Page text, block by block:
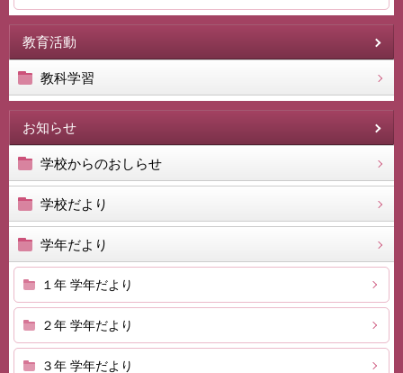
教育活動
教科学習
お知らせ
学校からのおしらせ
学校だより
学年だより
１年 学年だより
２年 学年だより
３年 学年だより